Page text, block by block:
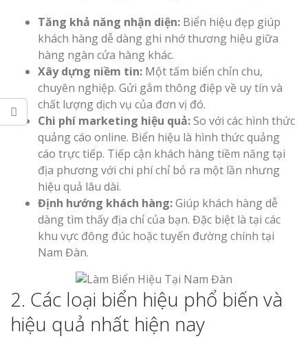
Tăng khả năng nhận diện: Biển hiệu đẹp giúp
khách hàng dễ dàng ghi nhớ thương hiệu giữa
hàng ngàn cửa hàng khác.
Xây dựng niềm tin: Một tấm biển chỉn chu,
chuyên nghiệp. Gửi gắm thông điệp về uy tín và
chất lượng dịch vụ của đơn vị đó.
Chi phí marketing hiệu quả:So với các hình thức
quảng cáo online. Biển hiệu là hình thức quảng
cáo trực tiếp. Tiếp cận khách hàng tiềm năng tại
địa phương với chi phí chỉ bỏ ra một lần nhưng
hiệu quả lâu dài.
Định hướng khách hàng:Giúp khách hàng dễ
dàng tìm thấy địa chỉ của bạn. Đặc biệt là tại các
khu vực đông đúc hoặc tuyến đường chính tại
Nam Đàn.
2. Các loại biển hiệu phổ biến và
hiệu quả nhất hiện nay
Biển Led
Ma Trận
Nghiệp
Làm Biển
Làm biển
tại Vinh Nghệ An
Nam Đàn Uy Tín Giá
Mỹ Phẩm Vinh Thu